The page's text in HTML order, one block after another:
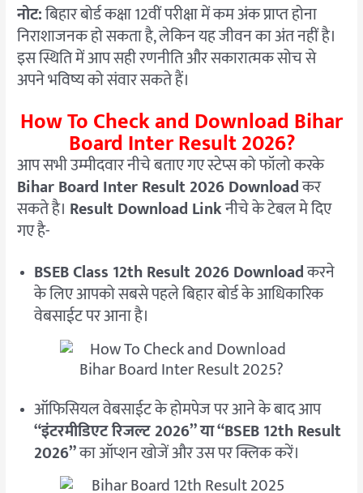
नोट:बिहार बोर्ड कक्षा 12वीं परीक्षा में कम अंक प्राप्त होना
निराशाजनक हो सकता है, लेकिन यह जीवन का अंत नहीं है।
इस स्थिति में आप सही रणनीति और सकारात्मक सोच से
अपने भविष्य को संवार सकते हैं।
How To Check and Download Bihar
Board Inter Result 2026?
आप सभी उम्मीदवार नीचे बताए गए स्टेप्स को फॉलो करके
Bihar Board Inter Result 2026 Downloadकर
सकते है। Result Download Linkनीचे के टेबल मे दिए
गए है-
BSEB Class 12th Result 2026 Downloadकरने
के लिए आपको सबसे पहले बिहार बोर्ड के आधिकारिक
वेबसाईट पर आना है।
ऑफिसियल वेबसाईट के होमपेज पर आने के बाद आप
“इंटरमीडिएट रिजल्ट 2026” या “BSEB 12th Result
2026”का ऑप्शन खोजें और उस पर क्लिक करें।